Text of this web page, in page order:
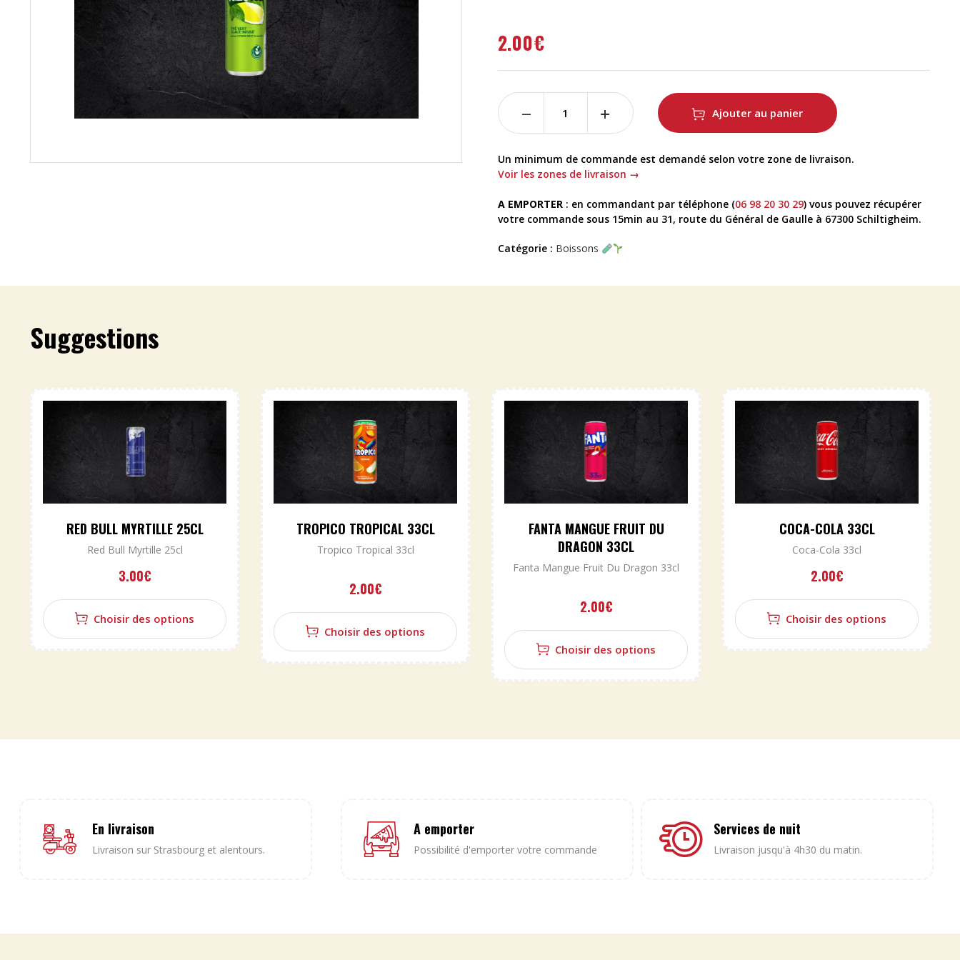
2.00€
Ajouter au panier
Un minimum de commande est demandé selon votre zone de livraison.
Voir les zones de livraison →
A EMPORTER: en commandant par téléphone (06 98 20 30 29) vous pouvez récupérer
votre commande sous 15min au 31, route du Général de Gaulle à 67300 Schiltigheim.
Catégorie : Boissons
Suggestions
RED BULL MYRTILLE 25CL
Red Bull Myrtille 25cl
3.00€
Choisir des options
TROPICO TROPICAL 33CL
Tropico Tropical 33cl
2.00€
Choisir des options
FANTA MANGUE FRUIT DU
DRAGON 33CL
Fanta Mangue Fruit Du Dragon 33cl
2.00€
Choisir des options
COCA-COLA 33CL
Coca-Cola 33cl
2.00€
Choisir des options
En livraison
Livraison sur Strasbourg et alentours.
A emporter
Possibilité d'emporter votre commande
Services de nuit
Livraison jusqu'à 4h30 du matin.